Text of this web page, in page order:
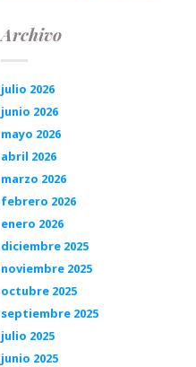
Archivo
julio 2026
junio 2026
mayo 2026
abril 2026
marzo 2026
febrero 2026
enero 2026
diciembre 2025
noviembre 2025
octubre 2025
septiembre 2025
julio 2025
junio 2025